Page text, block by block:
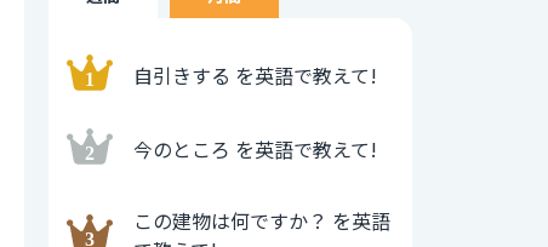
自引きする を英語で教えて!
今のところ を英語で教えて!
この建物は何ですか？ を英語